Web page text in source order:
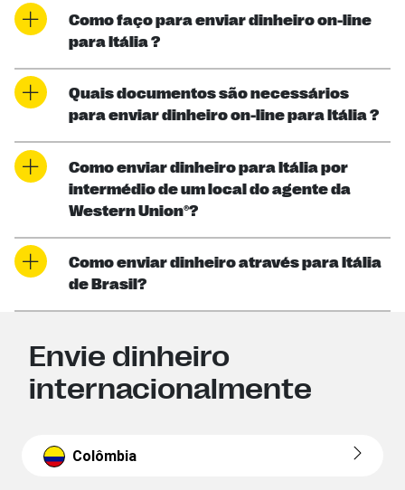
Como faço para enviar dinheiro on-line
para Itália ?
Quais documentos são necessários
para enviar dinheiro on-line para Itália ?
Como enviar dinheiro para Itália por
intermédio de um local do agente da
Western Union®?
Como enviar dinheiro através para Itália
de Brasil?
Envie dinheiro
internacionalmente
Colômbia